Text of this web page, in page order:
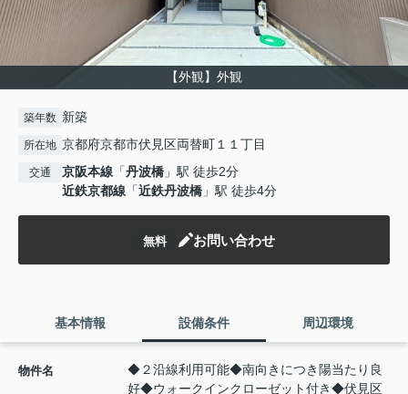
【外観】外観
築年数 新築
所在地 京都府京都市伏見区両替町１１丁目
交通 京阪本線 「丹波橋 」駅 徒歩2分
近鉄京都線 「近鉄丹波橋 」駅 徒歩4分
無料 お問い合わせ
基本情報 設備条件 周辺環境
物件名
◆２沿線利用可能◆南向きにつき陽当たり良
好◆ウォークインクローゼット付き◆伏見区